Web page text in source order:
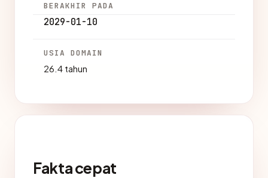
BERAKHIR PADA
2029-01-10
USIA DOMAIN
26.4 tahun
Fakta cepat